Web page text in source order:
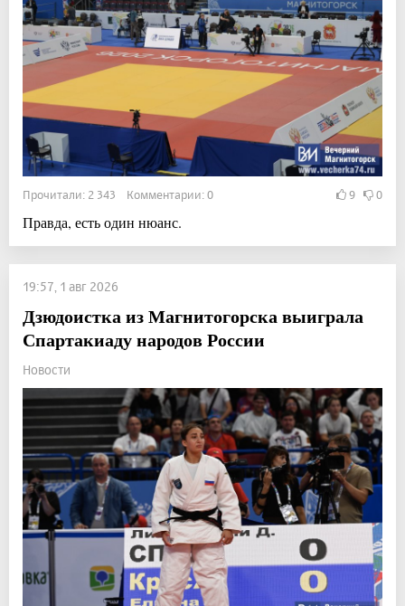
Прочитали: 2 343 Комментарии: 0 9 0
Правда, есть один нюанс.
19:57, 1 авг 2026
Дзюдоистка из Магнитогорска выиграла
Спартакиаду народов России
Новости